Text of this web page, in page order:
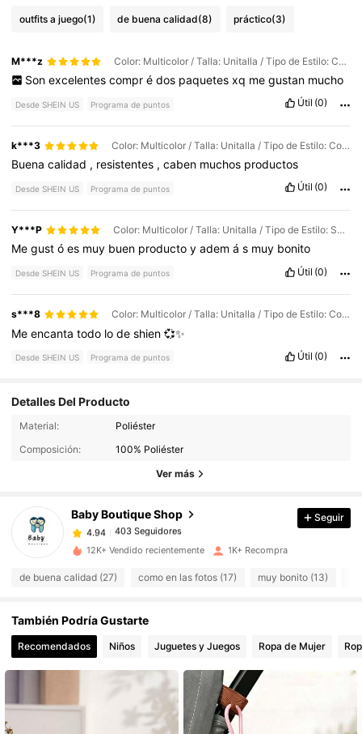
outfits a juego(1) de buena calidad(8) práctico(3)
M***z Color: Multicolor / Talla: Unitalla / Tipo de Estilo: Conjunto de cinco piezas Daisy
Son excelentes compr é dos paquetes xq me gustan mucho
Desde SHEIN US Programa de puntos Útil (0)
k***3 Color: Multicolor / Talla: Unitalla / Tipo de Estilo: Conjunto de cinco piezas Daisy
Buenacalidad , resistentes ,caben muchos productos
Desde SHEIN US Programa de puntos Útil (0)
Y***P Color: Multicolor / Talla: Unitalla / Tipo de Estilo: Set de cinco piezas de conejo seta
Megustóes muy buen productoyademás muy bonito
Desde SHEIN US Programa de puntos Útil (0)
s***8 Color: Multicolor / Talla: Unitalla / Tipo de Estilo: Conjunto de cinco piezas Daisy
Meencantatodo lodeshien💞✨
Desde SHEIN US Programa de puntos Útil (0)
Detalles Del Producto
Material:
Poliéster
Composición:
100% Poliéster
Ver más
Baby Boutique Shop
403 Seguidores
403 Seguidores
403 Seguidores
4.94
4.94 403 Seguidores
403 Seguidores
4.94 403 Seguidores
Seguir
12K+ Vendido recientemente 1K+ Recompra
de buena calidad (27) como en las fotos (17) muy bonito (13)
También Podría Gustarte
Recomendados Niños Juguetes y Juegos Ropa de Mujer